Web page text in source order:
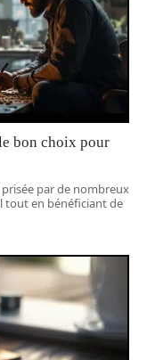
bon choix pour
par de nombreux
tout en bénéficiant de